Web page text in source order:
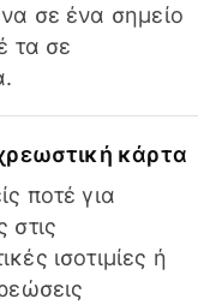
σε ένα σημείο
τα σε
κάρτα
ποτέ για
στις
ισοτιμίες ή